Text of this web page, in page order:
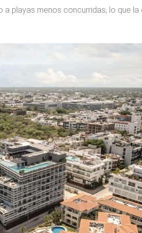
playas menos concurridas, lo que la